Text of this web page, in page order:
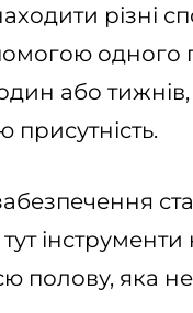
різні
одного
або тижнів,
присутність.
полову, яка